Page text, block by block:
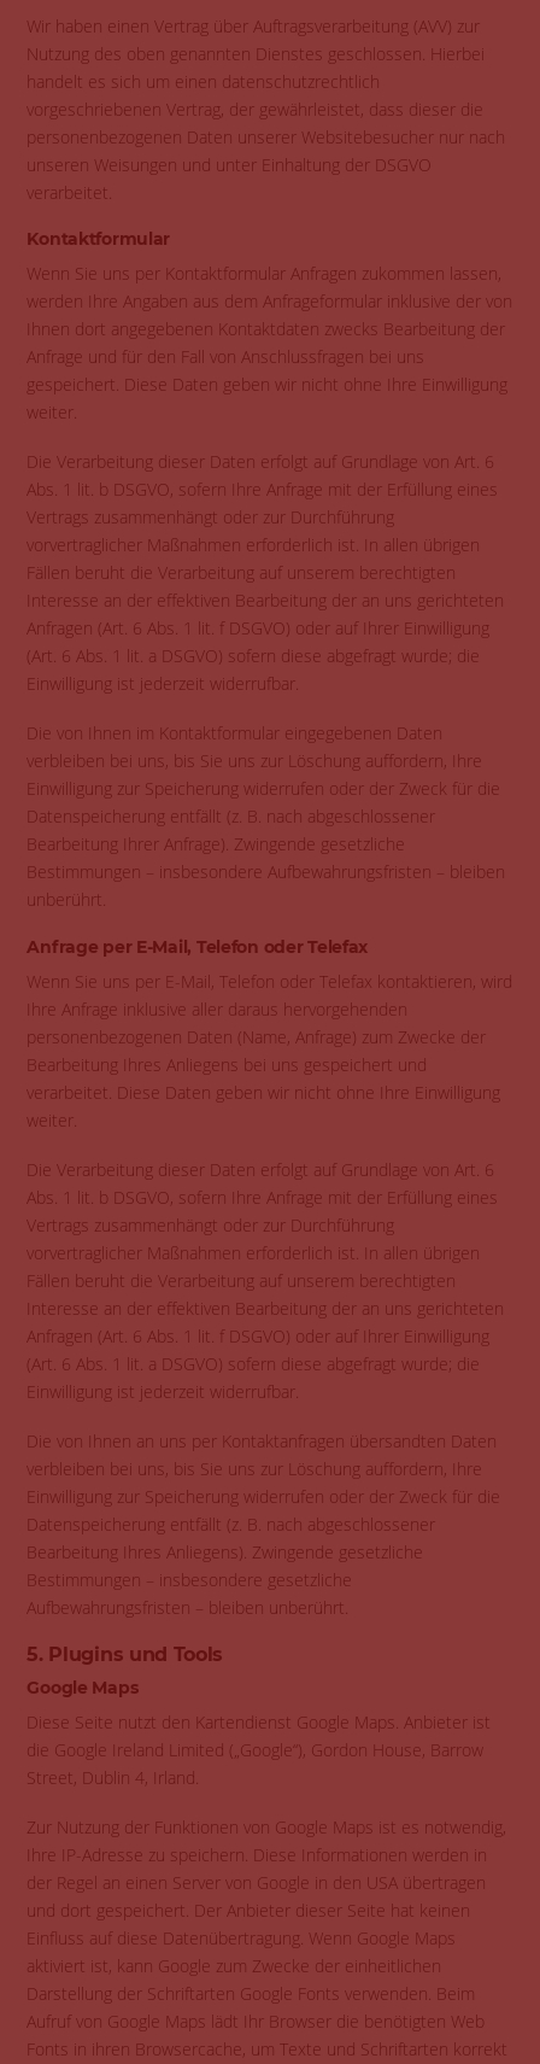
Wir haben einen Vertrag über Auftragsverarbeitung (AVV) zur
Nutzung des oben genannten Dienstes geschlossen. Hierbei
handelt es sich um einen datenschutzrechtlich
vorgeschriebenen Vertrag, der gewährleistet, dass dieser die
personenbezogenen Daten unserer Websitebesucher nur nach
unseren Weisungen und unter Einhaltung der DSGVO
verarbeitet.
Kontaktformular
Wenn Sie uns per Kontaktformular Anfragen zukommen lassen,
werden Ihre Angaben aus dem Anfrageformular inklusive der von
Ihnen dort angegebenen Kontaktdaten zwecks Bearbeitung der
Anfrage und für den Fall von Anschlussfragen bei uns
gespeichert. Diese Daten geben wir nicht ohne Ihre Einwilligung
weiter.
Die Verarbeitung dieser Daten erfolgt auf Grundlage von Art. 6
Abs. 1 lit. b DSGVO, sofern Ihre Anfrage mit der Erfüllung eines
Vertrags zusammenhängt oder zur Durchführung
vorvertraglicher Maßnahmen erforderlich ist. In allen übrigen
Fällen beruht die Verarbeitung auf unserem berechtigten
Interesse an der effektiven Bearbeitung der an uns gerichteten
Anfragen (Art. 6 Abs. 1 lit. f DSGVO) oder auf Ihrer Einwilligung
(Art. 6 Abs. 1 lit. a DSGVO) sofern diese abgefragt wurde; die
Einwilligung ist jederzeit widerrufbar.
Die von Ihnen im Kontaktformular eingegebenen Daten
verbleiben bei uns, bis Sie uns zur Löschung auffordern, Ihre
Einwilligung zur Speicherung widerrufen oder der Zweck für die
Datenspeicherung entfällt (z. B. nach abgeschlossener
Bearbeitung Ihrer Anfrage). Zwingende gesetzliche
Bestimmungen – insbesondere Aufbewahrungsfristen – bleiben
unberührt.
Anfrage per E-Mail, Telefon oder Telefax
Wenn Sie uns per E-Mail, Telefon oder Telefax kontaktieren, wird
Ihre Anfrage inklusive aller daraus hervorgehenden
personenbezogenen Daten (Name, Anfrage) zum Zwecke der
Bearbeitung Ihres Anliegens bei uns gespeichert und
verarbeitet. Diese Daten geben wir nicht ohne Ihre Einwilligung
weiter.
Die Verarbeitung dieser Daten erfolgt auf Grundlage von Art. 6
Abs. 1 lit. b DSGVO, sofern Ihre Anfrage mit der Erfüllung eines
Vertrags zusammenhängt oder zur Durchführung
vorvertraglicher Maßnahmen erforderlich ist. In allen übrigen
Fällen beruht die Verarbeitung auf unserem berechtigten
Interesse an der effektiven Bearbeitung der an uns gerichteten
Anfragen (Art. 6 Abs. 1 lit. f DSGVO) oder auf Ihrer Einwilligung
(Art. 6 Abs. 1 lit. a DSGVO) sofern diese abgefragt wurde; die
Einwilligung ist jederzeit widerrufbar.
Die von Ihnen an uns per Kontaktanfragen übersandten Daten
verbleiben bei uns, bis Sie uns zur Löschung auffordern, Ihre
Einwilligung zur Speicherung widerrufen oder der Zweck für die
Datenspeicherung entfällt (z. B. nach abgeschlossener
Bearbeitung Ihres Anliegens). Zwingende gesetzliche
Bestimmungen – insbesondere gesetzliche
Aufbewahrungsfristen – bleiben unberührt.
5. Plugins und Tools
Google Maps
Diese Seite nutzt den Kartendienst Google Maps. Anbieter ist
die Google Ireland Limited („Google“), Gordon House, Barrow
Street, Dublin 4, Irland.
Zur Nutzung der Funktionen von Google Maps ist es notwendig,
Ihre IP-Adresse zu speichern. Diese Informationen werden in
der Regel an einen Server von Google in den USA übertragen
und dort gespeichert. Der Anbieter dieser Seite hat keinen
Einfluss auf diese Datenübertragung. Wenn Google Maps
aktiviert ist, kann Google zum Zwecke der einheitlichen
Darstellung der Schriftarten Google Fonts verwenden. Beim
Aufruf von Google Maps lädt Ihr Browser die benötigten Web
Fonts in ihren Browsercache, um Texte und Schriftarten korrekt